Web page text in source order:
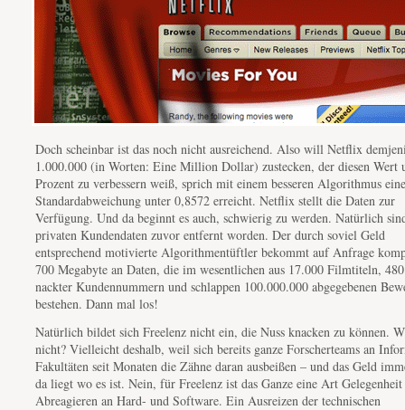
Doch scheinbar ist das noch nicht ausreichend. Also will Netflix
1.000.000 (in Worten: Eine Million Dollar) zustecken, der diesen Wert
Prozent zu verbessern weiß, sprich mit einem besseren Algorithmus eine
Standardabweichung unter 0,8572 erreicht. Netflix stellt die Daten zur
Verfügung. Und da beginnt es auch, schwierig zu werden. Natürlich
privaten Kundendaten zuvor entfernt worden. Der durch soviel Geld
entsprechend motivierte Algorithmentüftler bekommt auf Anfrage
700 Megabyte an Daten, die im wesentlichen aus 17.000 Filmtiteln,
nackter Kundennummern und schlappen 100.000.000 abgegebenen
bestehen. Dann mal los!
Natürlich bildet sich Freelenz nicht ein, die Nuss knacken zu können.
nicht? Vielleicht deshalb, weil sich bereits ganze Forscherteams an
Fakultäten seit Monaten die Zähne daran ausbeißen – und das Geld
da liegt wo es ist. Nein, für Freelenz ist das Ganze eine Art
Abreagieren an Hard- und Software. Ein Ausreizen der technischen